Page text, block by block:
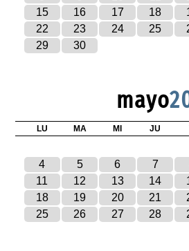
15
16 17 18
22
23 24 25
29
30
mayo
LU MA MI JU
4
5 6 7
11
12 13 14
18
19 20 21
25
26 27 28